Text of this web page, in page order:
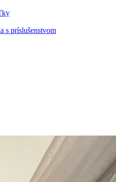
s príslušenstvom